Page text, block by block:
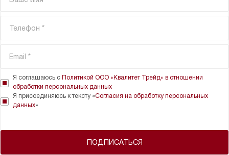
ПОДПИСАТЬСЯ
Я соглашаюсь с Политикой ООО «Квалитет Трейд» в отношении
обработки персональных данных
Я присоединяюсь к тексту «Согласия на обработку персональных
данных»